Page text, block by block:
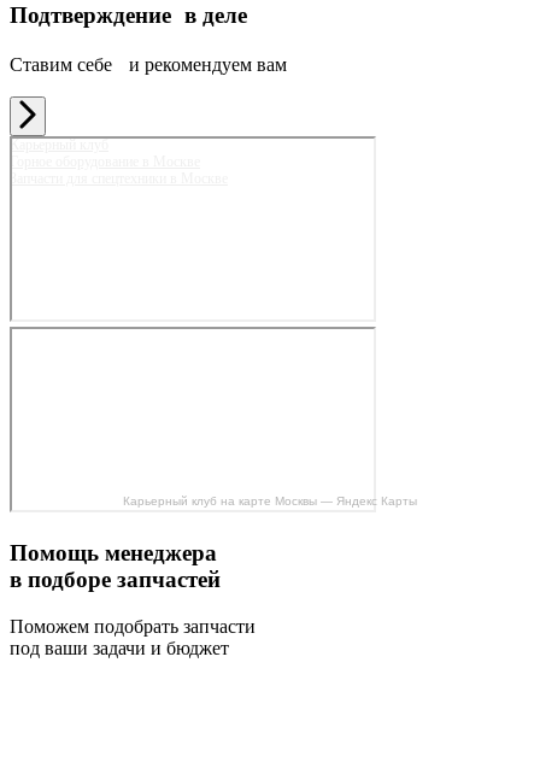
Подтверждение в деле
Ставим себе и рекомендуем вам
Карьерный клуб на карте Москвы — Яндекс Карты
Помощь менеджера
в подборе запчастей
Поможем подобрать запчасти
под ваши задачи и бюджет